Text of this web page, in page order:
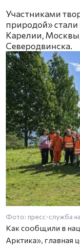
Участниками
природой» стали
Карелии,
Северодвинска.
Фото: пресс-служба
Как сообщили в
Арктика», главная